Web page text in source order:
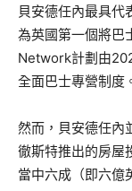
貝安德任內最具代
為英國第一個將巴
Network計劃由
全面巴士專營制度
然而，貝安德任內
徹斯特推出的房屋
當中六成（即六億